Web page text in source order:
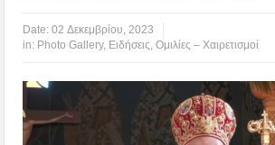
Date:02 Δεκεμβρίου, 2023
in: Photo Gallery, Ειδήσεις ,Ομιλίες – Χαιρετισμοί